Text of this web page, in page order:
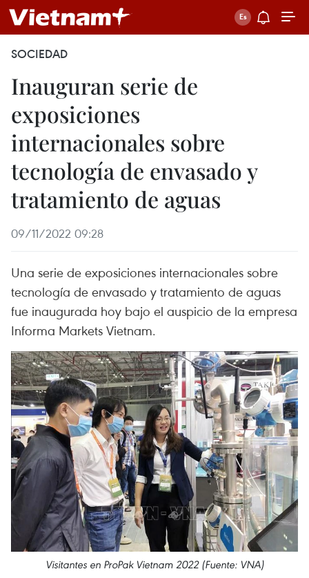
SOCIEDAD
Inauguran serie de
exposiciones
internacionales sobre
tecnología de envasado y
tratamiento de aguas
09/11/2022 09:28
Una serie de exposiciones internacionales sobre
tecnología de envasado y tratamiento de aguas
fue inaugurada hoy bajo el auspicio de la empresa
Informa Markets Vietnam.
Visitantes en ProPak Vietnam 2022 (Fuente: VNA)